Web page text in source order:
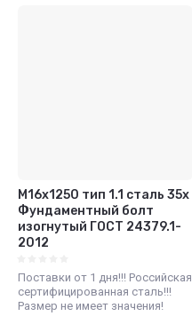
М16x1250 тип 1.1 сталь 35х
Фундаментный болт
изогнутый ГОСТ 24379.1-
2012
Поставки от 1 дня!!! Российская
сертифицированная сталь!!!
Размер не имеет значения!